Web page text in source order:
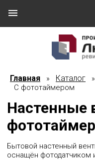
Главная » Каталог
С фототаймером
Настенные
Бытовой настенный
оснащён фотодатчиком